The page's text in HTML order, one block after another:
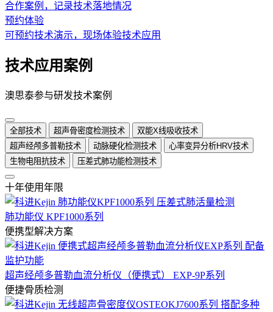
合作案例，记录技术落地情况
预约体验
可预约技术演示，现场体验技术应用
技术应用案例
澳思泰参与研发技术案例
全部技术 超声骨密度检测技术
双能X线吸收技术
超声经颅多普勒技术
动脉硬化检测技术
心率变异分析HRV技术
生物电阻抗技术
压差式肺功能检测技术
十年使用年限
肺功能仪 KPF1000系列
便携型解决方案
超声经颅多普勒血流分析仪（便携式） EXP-9P系列
便捷骨质检测